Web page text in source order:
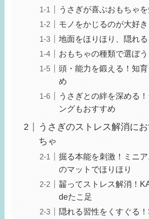
うさぎが喜ぶおもちゃを
モノをかじるのが大好き
地面をほりほり、隠れる
おもちゃの種類で選ぼう
頭・能力を鍛える！知
め
うさぎとの絆を深める
ングもおすすめ
うさぎのストレス解消に
ちゃ
掘る本能を刺激！ミニ
のマットでほりほり
齧ってストレス解消！
deたこ足
隠れる習性をくすぐる